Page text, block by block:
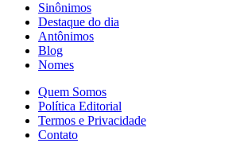
Sinônimos
Destaque do dia
Antônimos
Blog
Nomes
Quem Somos
Política Editorial
Termos e Privacidade
Contato